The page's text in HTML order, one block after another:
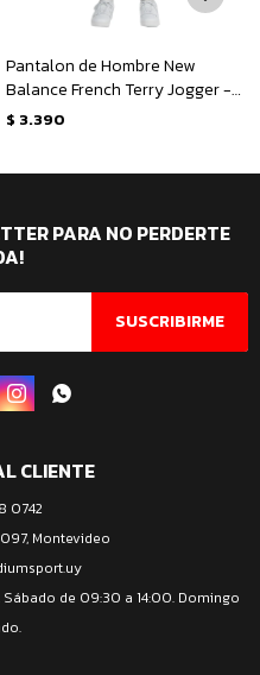
Pantalon de Hombre New
Balance French Terry Jogger -
Negro
$ 3.390
CLIENTE
0742
Montevideo
de 09:30 a 14:00. Domingo
PARA NO PERDERTE
SUSCRIBIRME
 